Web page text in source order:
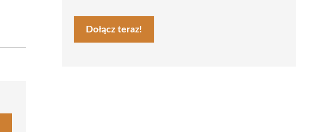
Dołącz teraz!